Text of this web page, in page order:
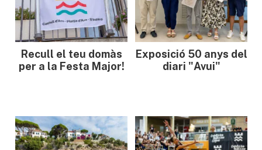
Recull el teu domàs
per a la Festa Major!
Exposició 50 anys del
diari "Avui"